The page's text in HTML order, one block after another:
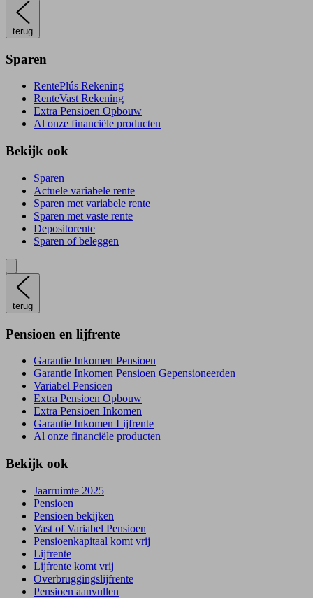
terug
Sparen
RentePlús Rekening
RenteVast Rekening
Extra Pensioen Opbouw
Al onze financiële producten
Bekijk ook
Sparen
Actuele variabele rente
Sparen met variabele rente
Sparen met vaste rente
Depositorente
Sparen of beleggen
terug
Pensioen en lijfrente
Garantie Inkomen Pensioen
Garantie Inkomen Pensioen Gepensioneerden
Variabel Pensioen
Extra Pensioen Opbouw
Extra Pensioen Inkomen
Garantie Inkomen Lijfrente
Al onze financiële producten
Bekijk ook
Jaarruimte 2025
Pensioen
Pensioen bekijken
Vast of Variabel Pensioen
Pensioenkapitaal komt vrij
Lijfrente
Lijfrente komt vrij
Overbruggingslijfrente
Pensioen aanvullen